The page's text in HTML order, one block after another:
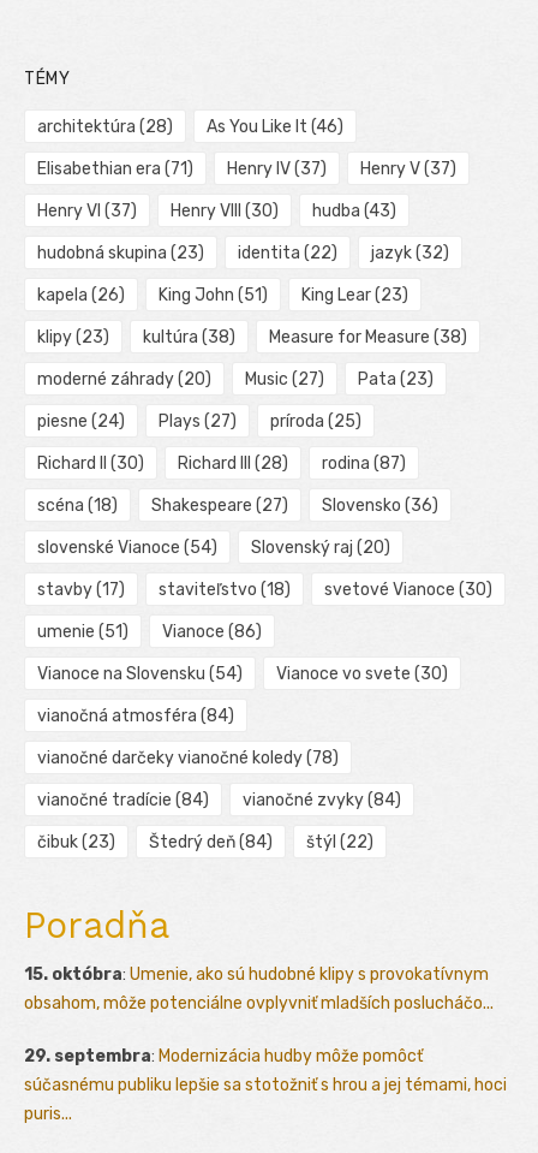
TÉMY
architektúra (28) As You Like It (46)
Elisabethian era (71) Henry IV(37) Henry V(37)
Henry VI (37) Henry VIII (30) hudba (43)
hudobná skupina (23) identita (22) jazyk(32)
kapela (26) King John (51) King Lear(23)
klipy(23) kultúra (38) Measure for Measure (38)
moderné záhrady(20) Music (27) Pata (23)
piesne (24) Plays (27) príroda (25)
Richard II (30) Richard III (28) rodina (87)
scéna (18) Shakespeare (27) Slovensko (36)
slovenské Vianoce (54) Slovenský raj (20)
stavby(17) staviteľstvo (18) svetové Vianoce (30)
umenie (51) Vianoce (86)
Vianoce na Slovensku (54) Vianoce vo svete (30)
vianočná atmosféra (84)
vianočné darčeky vianočné koledy(78)
vianočné tradície (84) vianočné zvyky(84)
čibuk(23) Štedrý deň(84) štýl (22)
Poradňa
15. októbra: Umenie, ako sú hudobné klipy s provokatívnym
obsahom, môže potenciálne ovplyvniť mladších poslucháčo...
29. septembra: Modernizácia hudby môže pomôcť
súčasnému publiku lepšie sa stotožniť s hrou a jej témami, hoci
puris...